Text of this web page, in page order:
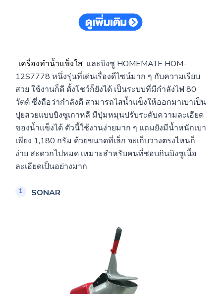
เครื่องทำน้ำแข็งใส และบิงซู HOMEMATE HOM-
12S7778 หนึ่งรุ่นที่เด่นเรื่องดีไซน์มาก ๆ กับความเรียบ
สวย ใช้งานก็ดี ตั้งโชว์ก็ยังได้ เป็นระบบที่มีกำลังไฟ 80
วัตต์ ซึ่งถือว่ากำลังดี สามารถไสน้ำแข็งให้ออกมาเบาเป็น
ปุยสวยแบบบิงซูเกาหลี มีปุ่มหมุนปรับระดับความละเอียด
ของน้ำแข็งได้ ตัวนี้ใช้งานง่ายมาก ๆ แถมยังมีน้ำหนักเบา
เพียง 1,180 กรัม ด้วยขนาดที่เล็ก จะเก็บวางตรงไหนก็
ง่าย สะดวกไปหมด เหมาะสำหรับคนที่ชอบกินบิงซูเนื้อ
ละเอียดเป็นอย่างมาก
SONAR